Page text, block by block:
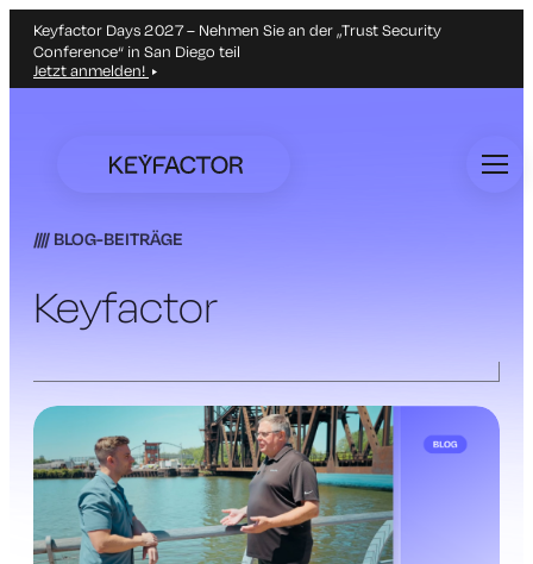
Keyfactor Days 2027 – Nehmen Sie an der „Trust Security
Conference“ in San Diego teil
Jetzt anmelden!
springen
BLOG-BEITRÄGE
Keyfactor